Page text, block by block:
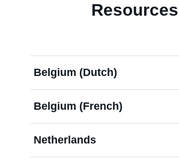
Carrières
Resources
Belgium (Dutch)
Belgium (French)
Netherlands